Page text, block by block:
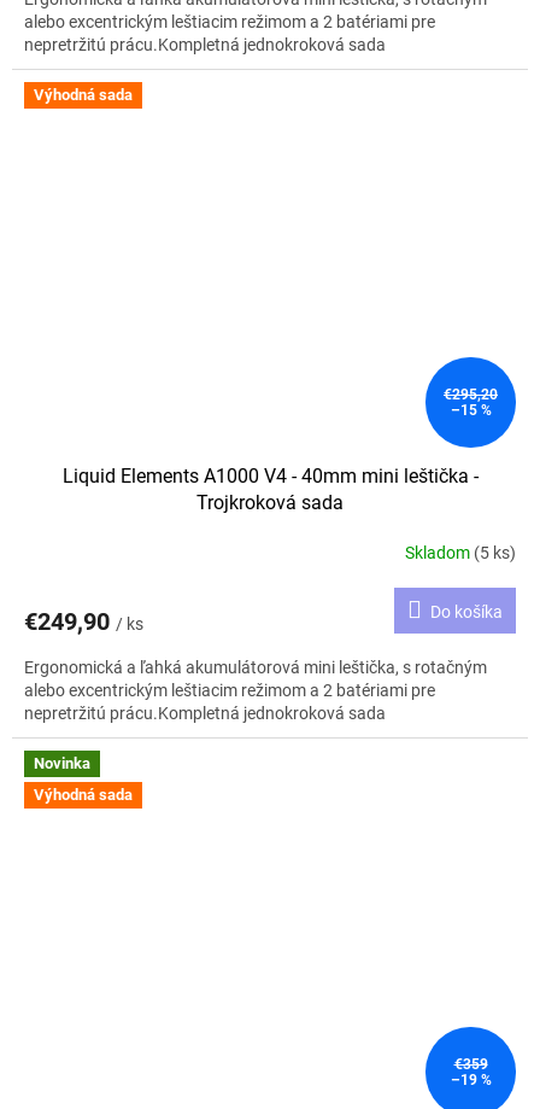
alebo excentrickým leštiacim režimom a 2 batériami pre
nepretržitú prácu.Kompletná jednokroková sada
Výhodná sada
€295,20
–15 %
Liquid Elements A1000 V4 - 40mm mini leštička -
Trojkroková sada
Skladom (5 ks)
€249,90 / ks
Do košíka
Ergonomická a ľahká akumulátorová mini leštička, s rotačným
alebo excentrickým leštiacim režimom a 2 batériami pre
nepretržitú prácu.Kompletná jednokroková sada
Novinka
Výhodná sada
€359
–19 %